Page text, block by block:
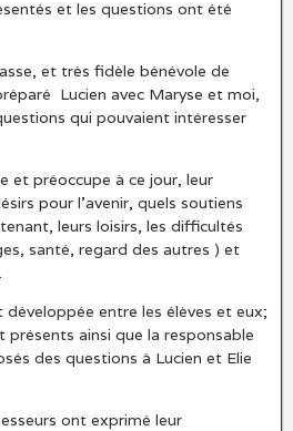
et les questions ont été
et très fidèle bénévole de
Lucien avec Maryse et moi,
qui pouvaient intéresser
et préoccupe à ce jour, leur
pour l’avenir, quels soutiens
leurs loisirs, les difficultés
santé, regard des autres ) et
développée entre les élèves et eux;
ainsi que la responsable
des questions à Lucien et Elie
ont exprimé leur